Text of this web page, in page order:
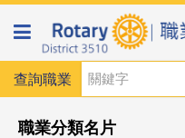
查詢職業
職業分類名片